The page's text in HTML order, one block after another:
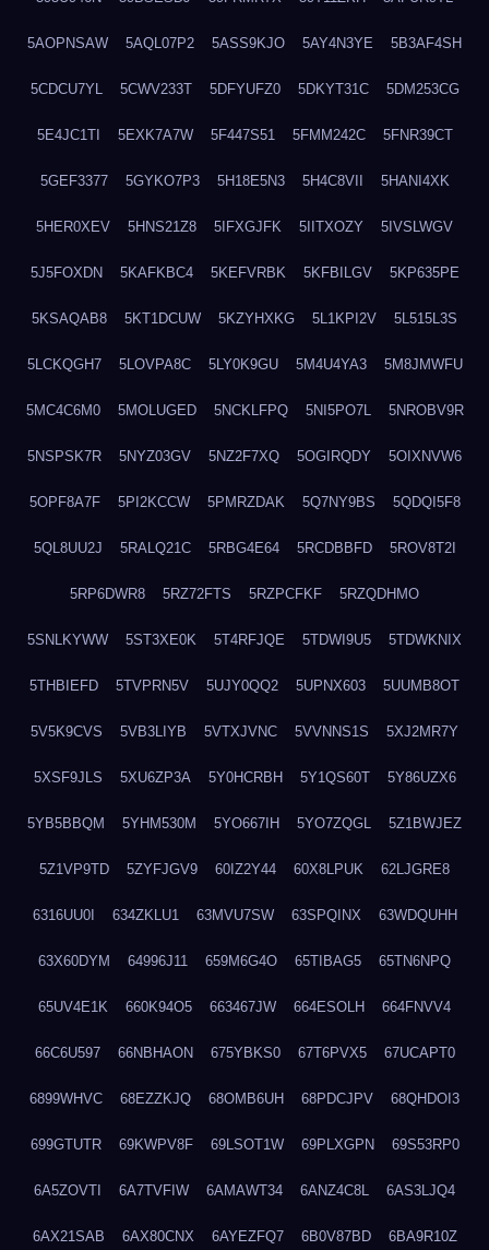
5AOPNSAW 5AQL07P2 5ASS9KJO 5AY4N3YE 5B3AF4SH
5CDCU7YL 5CWV233T 5DFYUFZ0 5DKYT31C 5DM253CG
5E4JC1TI 5EXK7A7W 5F447S51 5FMM242C 5FNR39CT
5GEF3377 5GYKO7P3 5H18E5N3 5H4C8VII 5HANI4XK
5HER0XEV 5HNS21Z8 5IFXGJFK 5IITXOZY 5IVSLWGV
5J5FOXDN 5KAFKBC4 5KEFVRBK 5KFBILGV 5KP635PE
5KSAQAB8 5KT1DCUW 5KZYHXKG 5L1KPI2V 5L515L3S
5LCKQGH7 5LOVPA8C 5LY0K9GU 5M4U4YA3 5M8JMWFU
5MC4C6M0 5MOLUGED 5NCKLFPQ 5NI5PO7L 5NROBV9R
5NSPSK7R 5NYZ03GV 5NZ2F7XQ 5OGIRQDY 5OIXNVW6
5OPF8A7F 5PI2KCCW 5PMRZDAK 5Q7NY9BS 5QDQI5F8
5QL8UU2J 5RALQ21C 5RBG4E64 5RCDBBFD 5ROV8T2I
5RP6DWR8 5RZ72FTS 5RZPCFKF 5RZQDHMO
5SNLKYWW 5ST3XE0K 5T4RFJQE 5TDWI9U5 5TDWKNIX
5THBIEFD 5TVPRN5V 5UJY0QQ2 5UPNX603 5UUMB8OT
5V5K9CVS 5VB3LIYB 5VTXJVNC 5VVNNS1S 5XJ2MR7Y
5XSF9JLS 5XU6ZP3A 5Y0HCRBH 5Y1QS60T 5Y86UZX6
5YB5BBQM 5YHM530M 5YO667IH 5YO7ZQGL 5Z1BWJEZ
5Z1VP9TD 5ZYFJGV9 60IZ2Y44 60X8LPUK 62LJGRE8
6316UU0I 634ZKLU1 63MVU7SW 63SPQINX 63WDQUHH
63X60DYM 64996J11 659M6G4O 65TIBAG5 65TN6NPQ
65UV4E1K 660K94O5 663467JW 664ESOLH 664FNVV4
66C6U597 66NBHAON 675YBKS0 67T6PVX5 67UCAPT0
6899WHVC 68EZZKJQ 68OMB6UH 68PDCJPV 68QHDOI3
699GTUTR 69KWPV8F 69LSOT1W 69PLXGPN 69S53RP0
6A5ZOVTI 6A7TVFIW 6AMAWT34 6ANZ4C8L 6AS3LJQ4
6AX21SAB 6AX80CNX 6AYEZFQ7 6B0V87BD 6BA9R10Z